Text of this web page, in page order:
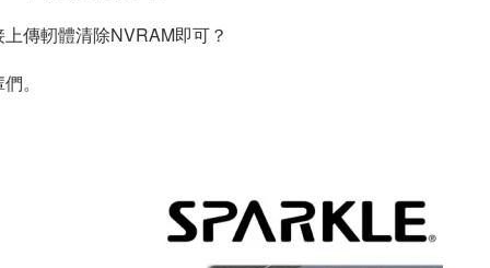
傳軔體清除NVRAM即可？
。